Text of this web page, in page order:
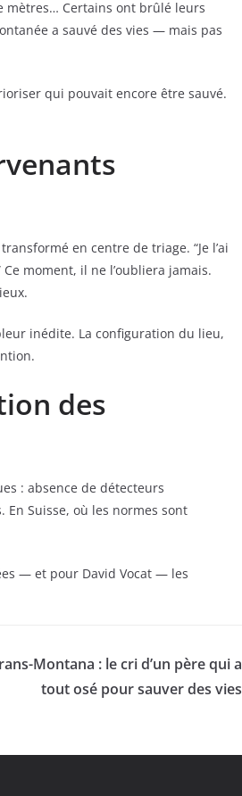
mètres… Certains ont brûlé leurs
a sauvé des vies — mais pas
qui pouvait encore être sauvé.
en centre de triage. “Je l’ai
Ce moment, il ne l’oubliera jamais.
inédite. La configuration du lieu,
des
: absence de détecteurs
Suisse, où les normes sont
— et pour David Vocat — les
Montana : le cri d’un père qui a
tout osé pour sauver des vies